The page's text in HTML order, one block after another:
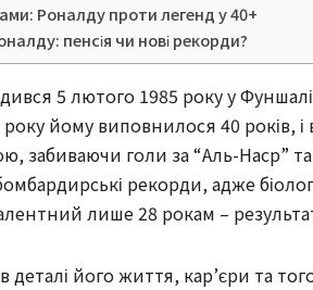
Роналду проти легенд у 40+
пенсія чи нові рекорди?
5 лютого 1985 року у
йому виповнилося 40 років, і
голи за “Аль-Наср” та
рекорди, адже
лише 28 рокам –
деталі його життя, кар’єри та